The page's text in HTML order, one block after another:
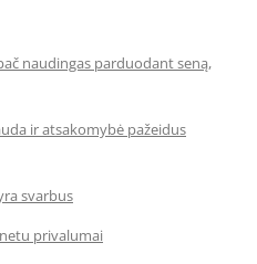
naudingas parduodant seną,
ir atsakomybė pažeidus
svarbus
privalumai